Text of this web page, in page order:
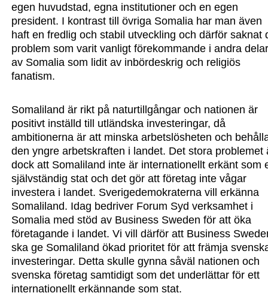
egen huvudstad, egna institutioner och en egen
president. I kontrast till övriga Somalia har man även
haft en fredlig och stabil utveckling och därför saknat
problem som varit vanligt förekommande i andra
av Somalia som lidit av inbördeskrig och religiös
fanatism.
Somaliland är rikt på naturtillgångar och nationen är
positivt inställd till utländska investeringar, då
ambitionerna är att minska arbetslösheten och
den yngre arbetskraften i landet. Det stora problemet
dock att Somaliland inte är internationellt erkänt som
självständig stat och det gör att företag inte vågar
investera i landet. Sverigedemokraterna vill erkänna
Somaliland. Idag bedriver Forum Syd verksamhet i
Somalia med stöd av Business Sweden för att öka
företagande i landet. Vi vill därför att Business
ska ge Somaliland ökad prioritet för att främja
investeringar. Detta skulle gynna såväl nationen och
svenska företag samtidigt som det underlättar för ett
internationellt erkännande som stat.